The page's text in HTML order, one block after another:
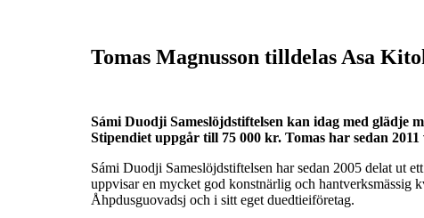
Tomas Magnusson tilldelas Asa
Sámi Duodji Sameslöjdstiftelsen kan idag med glädje
Stipendiet uppgår till 75 000 kr. Tomas har sedan
Sámi Duodji Sameslöjdstiftelsen har sedan 2005 delat ut
uppvisar en mycket god konstnärlig och hantverksmässig
Åhpdusguovadsj och i sitt eget duedtieiföretag.